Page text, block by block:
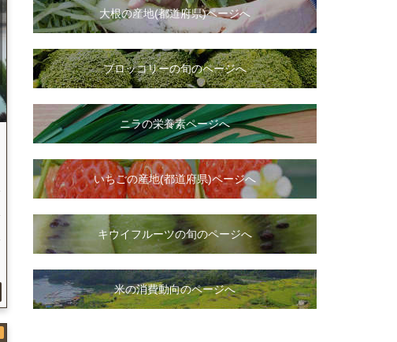
大根の産地(都道府県)ページへ
ブロッコリーの旬のページへ
ニラの栄養素ページへ
いちごの産地(都道府県)ページへ
キウイフルーツの旬のページへ
米の消費動向のページへ